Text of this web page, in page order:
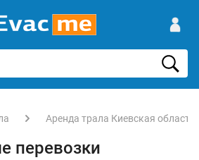
Аренда трала Киевская область
перевозки